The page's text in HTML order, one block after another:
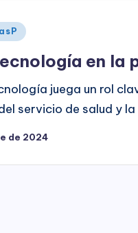
en la
juega un rol
servicio de salud y
de 2024